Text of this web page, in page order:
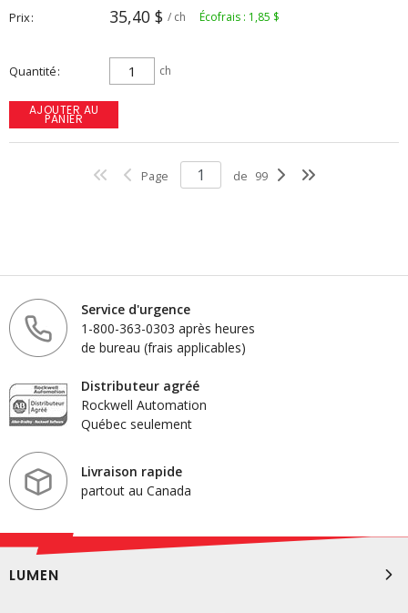
Prix 35,40 $ / ch Écofrais : 1,85 $
Quantité ch
AJOUTER AU
PANIER
Page de 99
Service d'urgence
1-800-363-0303 après heures
de bureau (frais applicables)
Distributeur agréé
Rockwell Automation
Québec seulement
Livraison rapide
partout au Canada
LUMEN